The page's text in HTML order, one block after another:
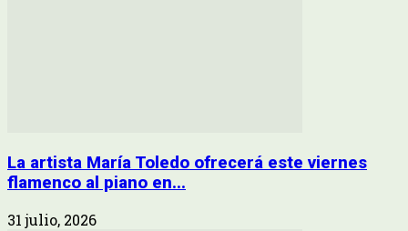
La artista María Toledo ofrecerá este viernes
flamenco al piano en...
31 julio, 2026